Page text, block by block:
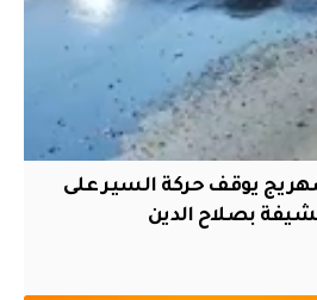
يوقف حركة السير على
بصلاح الدين